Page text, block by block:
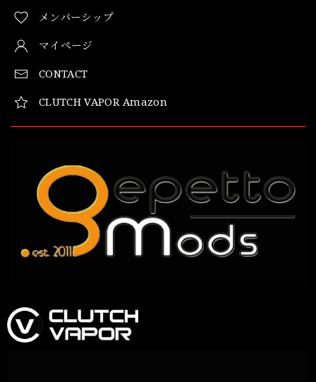
メンバーシップ
マイページ
CONTACT
CLUTCH VAPOR Amazon